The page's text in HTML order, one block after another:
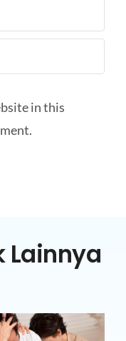
in this
Lainnya